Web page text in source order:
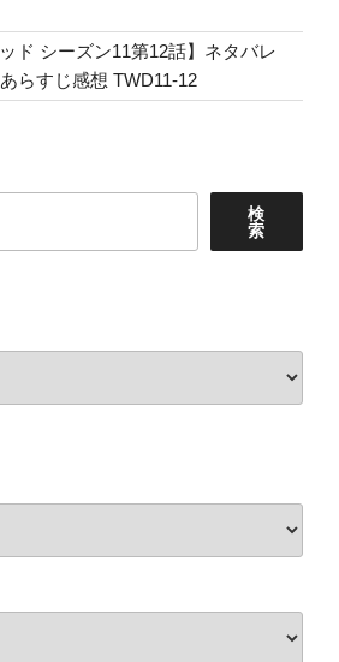
ド シーズン11第12話】ネタバレ
らすじ感想 TWD11-12
検
索